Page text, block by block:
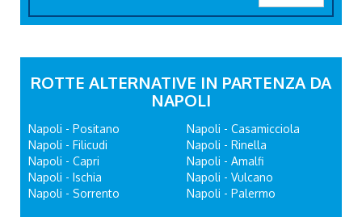
ROTTE ALTERNATIVE IN PARTENZA DA
NAPOLI
Napoli - Positano
Napoli - Filicudi
Napoli - Capri
Napoli - Ischia
Napoli - Sorrento
Napoli - Casamicciola
Napoli - Rinella
Napoli - Amalfi
Napoli - Vulcano
Napoli - Palermo